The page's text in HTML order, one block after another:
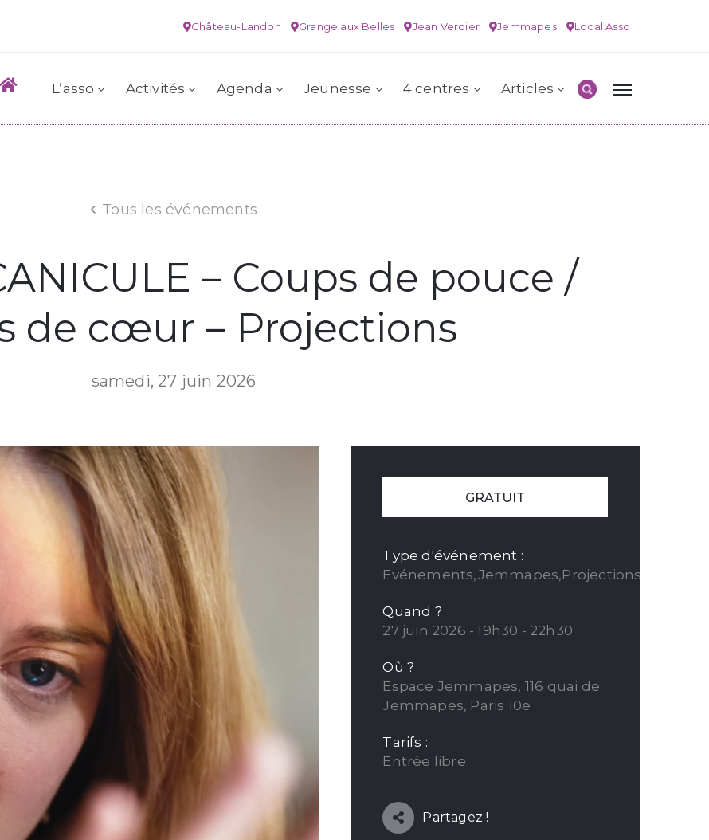
Château-Landon Grange aux Belles Jean Verdier Jemmapes Local Asso
L’asso Activités Agenda Jeunesse 4 centres Articles
Tous les événements
– Coups de pouce /
de cœur – Projections
samedi, 27 juin 2026
GRATUIT
Type d'événement :
Evénements,Jemmapes,Projections
Quand ?
27 juin 2026 - 19h30 - 22h30
Où ?
Espace Jemmapes, 116 quai de
Jemmapes, Paris 10e
Tarifs :
Entrée libre
Partagez !